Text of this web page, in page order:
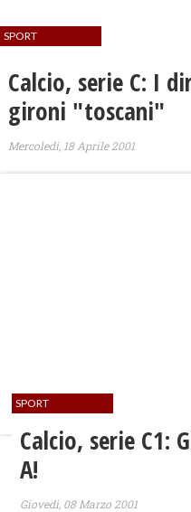
SPORT
Calcio, serie C: I
gironi "toscani"
Mercoledì, 18 Aprile 2001
SPORT
Calcio, serie C1:
A!
Giovedì, 08 Marzo 2001